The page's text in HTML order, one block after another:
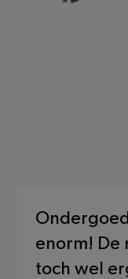
enorm! De
toch wel